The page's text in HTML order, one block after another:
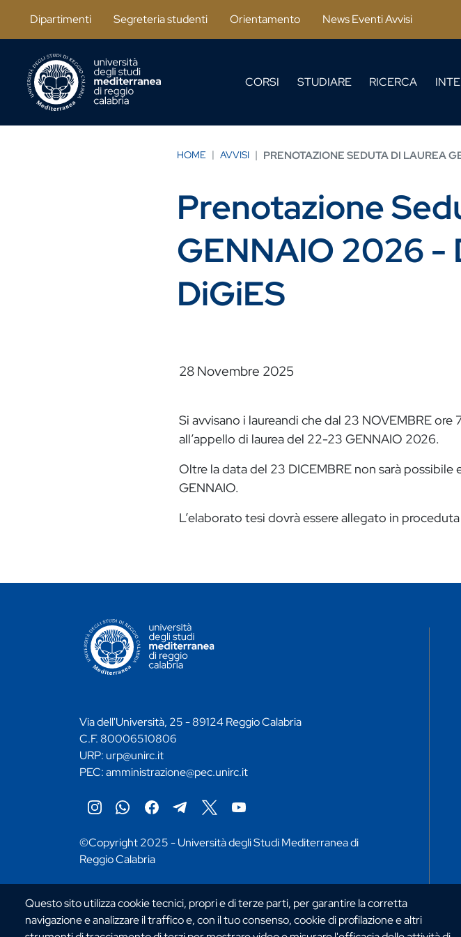
Dipartimenti Segreteria studenti Orientamento News Eventi Avvisi
CORSI STUDIARE RICERCA
HOME AVVISI PRENOTAZIONE SEDUTA DI LAUREA
Prenotazione
GENNAIO 2026
DiGiES
28 Novembre 2025
Si avvisano i laureandi che dal 23 NOVEMBRE
all’appello di laurea del 22-23 GENNAIO 2026.
Oltre la data del 23 DICEMBRE non sarà
GENNAIO.
L’elaborato tesi dovrà essere allegato in
Questo sito utilizza cookie tecnici, propri e di terze parti, per garantire la corretta
navigazione e analizzare il traffico e, con il tuo consenso, cookie di profilazione e altri
CONTATTI ATENEO
Via dell'Università, 25 - 89124 Reggio Calabria
C.F. 80006510806
URP: urp@unirc.it
PEC:amministrazione@pec.unirc.it
©Copyright 2025 - Università degli Studi Mediterranea di
Reggio Calabria